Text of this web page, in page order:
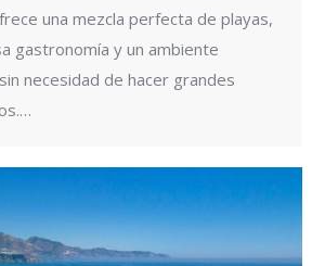
una mezcla perfecta de playas,
gastronomía y un ambiente
necesidad de hacer grandes